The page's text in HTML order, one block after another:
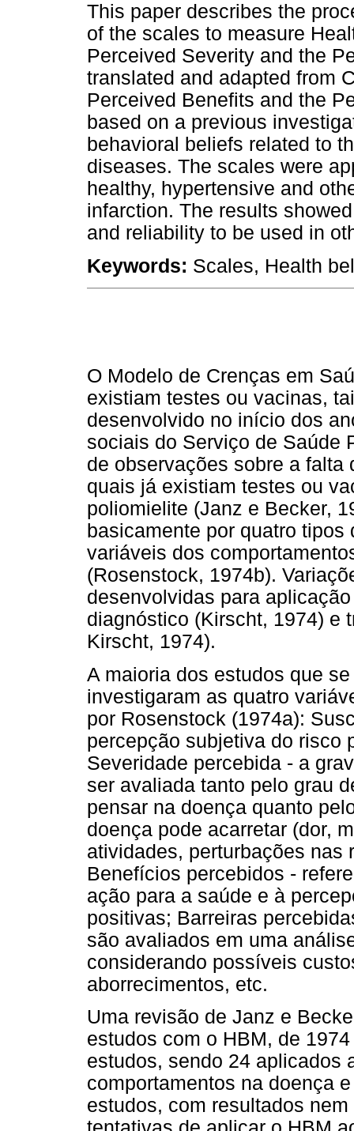
This paper describes the
of the scales to measure
Perceived Severity and the
translated and adapted from
Perceived Benefits and the
based on a previous
behavioral beliefs related to
diseases. The scales were
healthy, hypertensive and
infarction. The results
and reliability to be used in
Keywords: Scales, Health
O Modelo de Crenças em
existiam testes ou vacinas,
desenvolvido no início dos
sociais do Serviço de Saúde
de observações sobre a falta
quais já existiam testes ou
poliomielite (Janz e Becker,
basicamente por quatro
variáveis dos
(Rosenstock, 1974b).
desenvolvidas para
diagnóstico (Kirscht, 1974) e
Kirscht, 1974).
A maioria dos estudos que
investigaram as quatro
por Rosenstock (1974a):
percepção subjetiva do risco
Severidade percebida - a
ser avaliada tanto pelo grau
pensar na doença quanto
doença pode acarretar (dor,
atividades, perturbações nas
Benefícios percebidos -
ação para a saúde e à
positivas; Barreiras
são avaliados em uma
considerando possíveis
aborrecimentos, etc.
Uma revisão de Janz e
estudos com o HBM, de
estudos, sendo 24 aplicados
comportamentos na doença
estudos, com resultados